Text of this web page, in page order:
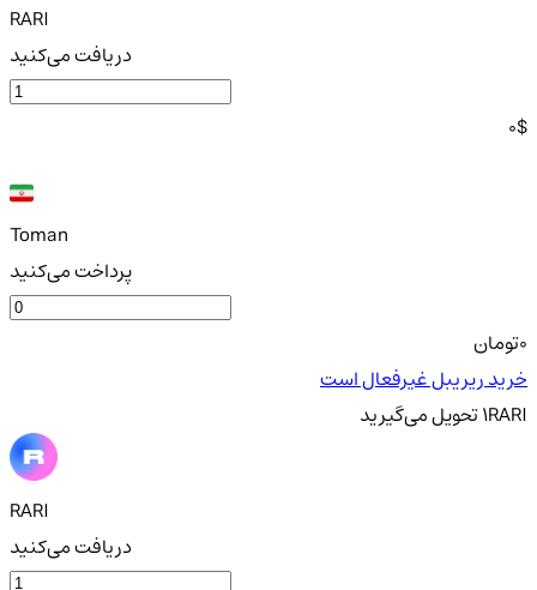
RARI
دریافت می‌کنید
0$
Toman
پرداخت می‌کنید
تومان
خرید ریریبل غیرفعال است
1RARIتحویلمی‌گیرید
RARI
دریافت می‌کنید